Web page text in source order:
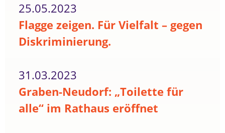
25.05.2023
Flagge zeigen. Für Vielfalt – gegen
Diskriminierung.
31.03.2023
Graben-Neudorf: „Toilette für
alle“ im Rathaus eröffnet